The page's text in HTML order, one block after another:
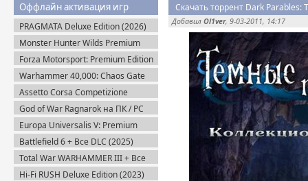
Оффлайн активация игр
PRAGMATA Deluxe Edition (2026)
Пиратка
Monster Hunter Wilds Premium
Edition (2025) Steam-Rip
Forza Motorsport: Premium Edition
+ Все DLC (2023/Multiplayer)
Пиратка
Warhammer 40,000: Chaos Gate
Daemonhunters (2022) Steam-Rip
Assetto Corsa Competizione
v.1.10.3 + Все DLC (2019) Пиратка
God of War Ragnarok на ПК / PC
v.1.0.668.5700 + Все DLC (2024)
RePack
Europa Universalis V: Premium
Edition v.1.3.11 (2025) Пиратка
Battlefield 6 + Все DLC (2025)
Portable
Total War WARHAMMER III + Все
DLC (2022-2025) Steam-Rip
Hi-Fi RUSH Deluxe Edition (2023)
Добавил Ol1ver, 9-03-2011, 14:17